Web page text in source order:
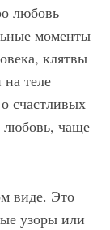
любовь
моменты
клятвы
теле
счастливых
чаще
виде. Это
узоры или